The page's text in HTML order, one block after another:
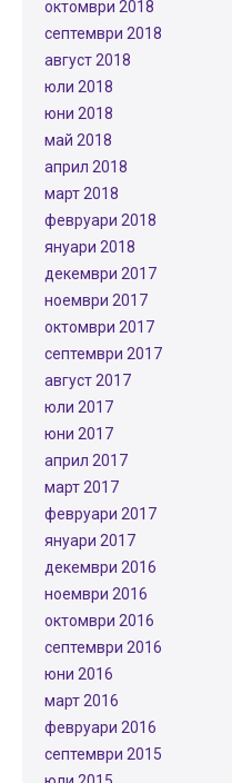
октомври 2018
септември 2018
август 2018
юли 2018
юни 2018
май 2018
април 2018
март 2018
февруари 2018
януари 2018
декември 2017
ноември 2017
октомври 2017
септември 2017
август 2017
юли 2017
юни 2017
април 2017
март 2017
февруари 2017
януари 2017
декември 2016
ноември 2016
октомври 2016
септември 2016
юни 2016
март 2016
февруари 2016
септември 2015